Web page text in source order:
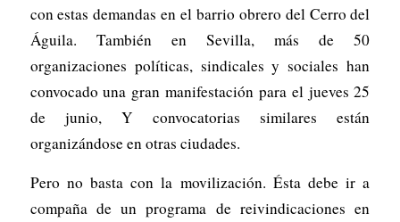
con estas demandas en el barrio obrero del Cerro del
Águila. También en Sevilla, más de 50
organizaciones políticas, sindicales y sociales han
convocado una gran manifestación para el jueves 25
de junio, Y convocatorias similares están
organizándose en otras ciudades.
Pero no basta con la movilización. Ésta debe ir a
compaña de un programa de reivindicaciones en